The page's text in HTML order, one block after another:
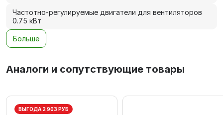
Частотно-регулируемые двигатели для вентиляторов
0.75 кВт
Больше
Аналоги и сопутствующие товары
ВЫГОДА 2 903 РУБ